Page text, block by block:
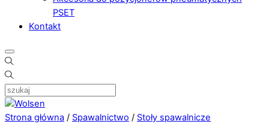
PSET
Kontakt
Strona główna / Spawalnictwo / Stoły spawalnicze